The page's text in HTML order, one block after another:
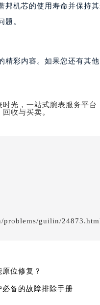
区会战大街萧邦售后服务
红军路萧邦售后服务中心（
区长安路萧邦售后服务中
区太平路萧邦售后服务中心
沙区龙华路萧邦售后服务
通河路萧邦售后服务中心（
仁南街萧邦售后服务中心（
南街萧邦售后服务中心（需
民大街萧邦售后服务中心（
道梅河大街萧邦售后服务中
放路萧邦售后服务中心（需
前街萧邦售后服务中心（需
邦机芯的使用寿命并保持
题。
精彩内容。如果您还有其
problems/guilin/
位修复？
备的故障排除手册